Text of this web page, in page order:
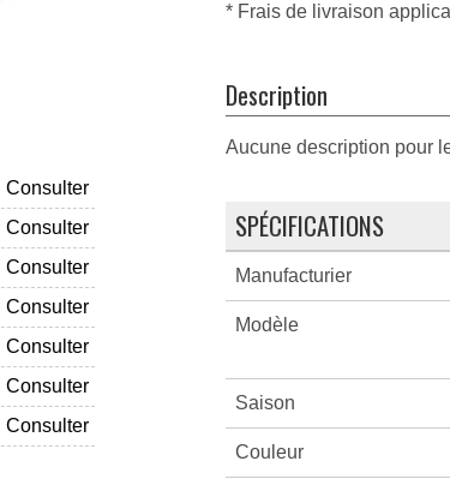
* Frais de livraison
Description
Aucune description pour
SPÉCIFICATIONS
Manufacturier
Modèle
Saison
Couleur